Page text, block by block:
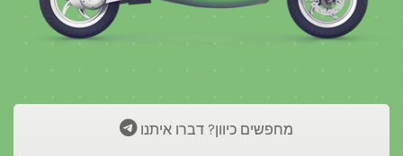
מחפשים כיוון? דברו איתנו